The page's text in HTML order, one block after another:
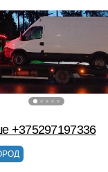
+375297197336